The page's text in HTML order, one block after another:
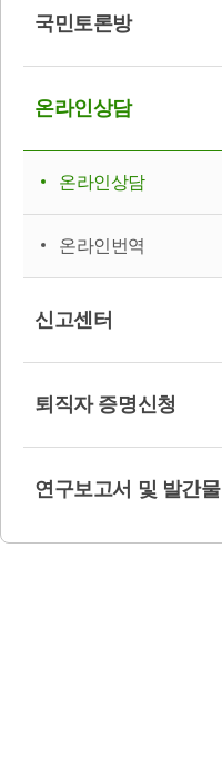
국민토론방
온라인상담
온라인상담
온라인번역
신고센터
퇴직자 증명신청
연구보고서 및 발간물